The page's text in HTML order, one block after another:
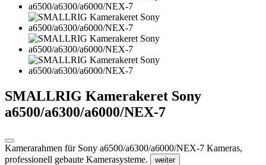
SMALLRIG Kamerakeret Sony
a6500/a6300/a6000/NEX-7
Kamerarahmen für Sony a6500/a6300/a6000/NEX-7 Kameras,
professionell gebaute Kamerasysteme.
weiter